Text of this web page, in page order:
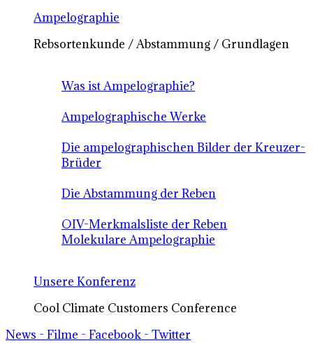
Ampelographie
Rebsortenkunde / Abstammung / Grundlagen
Was ist Ampelographie?
Ampelographische Werke
Die ampelographischen Bilder der Kreuzer-
Brüder
Die Abstammung der Reben
OIV-Merkmalsliste der Reben
Molekulare Ampelographie
Unsere Konferenz
Cool Climate Customers Conference
News - Filme - Facebook - Twitter